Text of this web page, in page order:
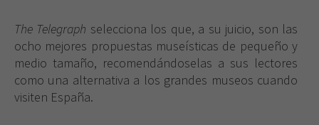
The Telegraph selecciona los que, a su juicio, son las
ocho mejores propuestas museísticas de pequeño y
medio tamaño, recomendándoselas a sus lectores
como una alternativa a los grandes museos cuando
visiten España.